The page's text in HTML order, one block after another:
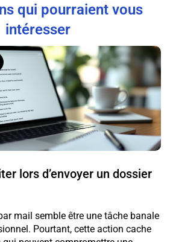
qui pourraient vous
intéresser
lors d’envoyer un dossier
mail semble être une tâche banale
Pourtant, cette action cache